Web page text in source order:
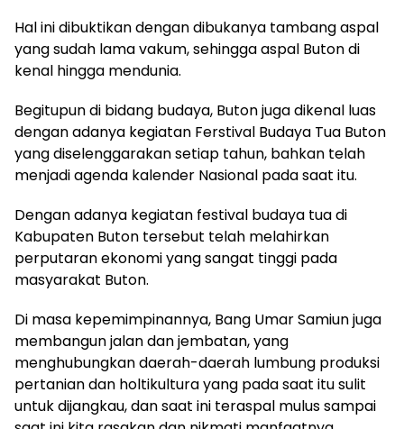
Hal ini dibuktikan dengan dibukanya tambang aspal
yang sudah lama vakum, sehingga aspal Buton di
kenal hingga mendunia.
Begitupun di bidang budaya, Buton juga dikenal luas
dengan adanya kegiatan Ferstival Budaya Tua Buton
yang diselenggarakan setiap tahun, bahkan telah
menjadi agenda kalender Nasional pada saat itu.
Dengan adanya kegiatan festival budaya tua di
Kabupaten Buton tersebut telah melahirkan
perputaran ekonomi yang sangat tinggi pada
masyarakat Buton.
Di masa kepemimpinannya, Bang Umar Samiun juga
membangun jalan dan jembatan, yang
menghubungkan daerah-daerah lumbung produksi
pertanian dan holtikultura yang pada saat itu sulit
untuk dijangkau, dan saat ini teraspal mulus sampai